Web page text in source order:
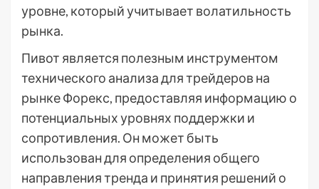
уровне, который учитывает волатильность
рынка.
Пивот является полезным инструментом
технического анализа для трейдеров на
рынке Форекс, предоставляя информацию о
потенциальных уровнях поддержки и
сопротивления. Он может быть
использован для определения общего
направления тренда и принятия решений о